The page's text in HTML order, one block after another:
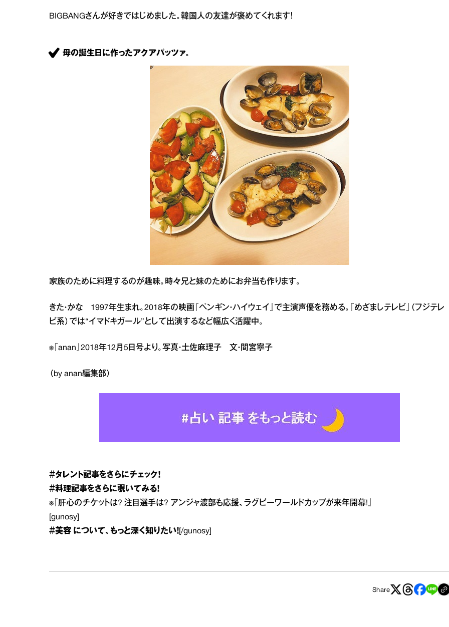
BIGBANGさんが好きではじめました。韓国人の友達が褒めてくれます！
母の誕生日に作ったアクアパッツァ。
家族のために料理するのが趣味。時々兄と妹のためにお弁当も作ります。
きた・かな 1997年生まれ。2018年の映画『ペンギン・ハイウェイ』で主演声優を務める。『めざましテレビ』（フジテレ
ビ系）では“イマドキガール”として出演するなど幅広く活躍中。
※『anan』2018年12月5日号より。写真・土佐麻理子 文・間宮寧子
（by anan編集部）
＃タレント記事をさらにチェック！
＃料理記事をさらに覗いてみる！
※『肝心のチケットは? 注目選手は? アンジャ渡部も応援、ラグビーワールドカップが来年開幕!』
[gunosy]
＃美容 について、もっと深く知りたい！ [/gunosy]
Share